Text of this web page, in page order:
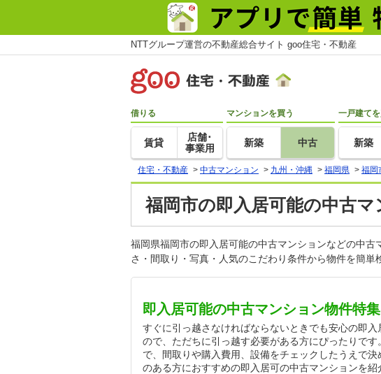
NTTグループ運営の不動産総合サイト goo住宅・不動産
借りる
賃貸
店舗･
事業用
マンションを買う
新築 中古
一戸建てを
新築
住宅・不動産 > 中古マンション > 九州・沖縄 > 福岡県 > 福岡
福岡市の即入居可能の中古
福岡県福岡市の即入居可能の中古マンションなどの中
さ・間取り・写真・人気のこだわり条件から物件を簡単
即入居可能の中古マンション物件特集
すぐに引っ越さなければならないときでも安心の即
ので、ただちに引っ越す必要がある方にぴったりで
で、間取りや購入費用、設備をチェックしたうえで
のある方におすすめの即入居可の中古マンションを紹